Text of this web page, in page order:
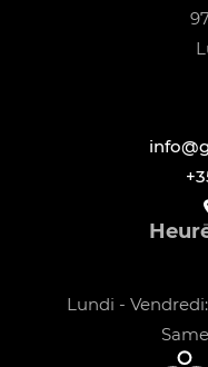
Lundi - Vendredi: